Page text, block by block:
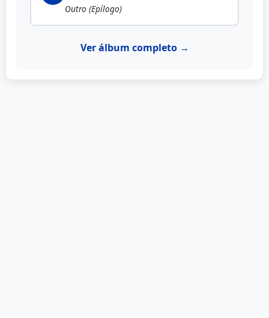
Outro (Epílogo)
Ver álbum completo →